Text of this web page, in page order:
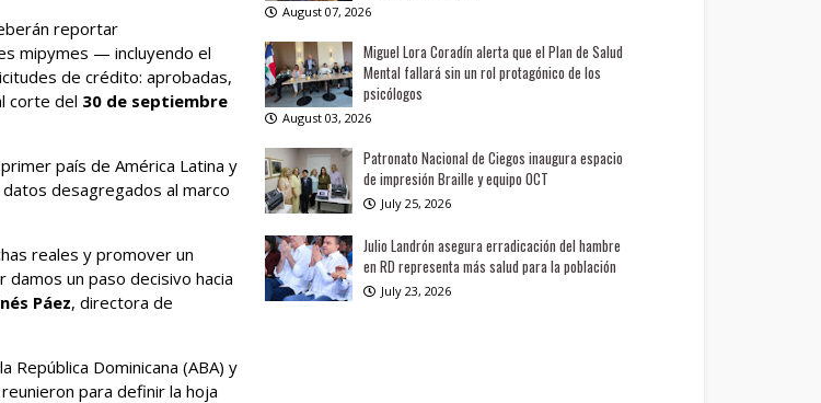
reportar
mipymes — incluyendo el
de crédito: aprobadas,
corte del 30 de septiembre
país de América Latina y
desagregados al marco
reales y promover un
un paso decisivo hacia
Páez, directora de
República Dominicana (ABA) y
para definir la hoja
August 07, 2026
Miguel Lora Coradín alerta que el Plan de Salud
Mental fallará sin un rol protagónico de los
psicólogos
August 03, 2026
Patronato Nacional de Ciegos inaugura espacio
de impresión Braille y equipo OCT
July 25, 2026
Julio Landrón asegura erradicación del hambre
en RD representa más salud para la población
July 23, 2026